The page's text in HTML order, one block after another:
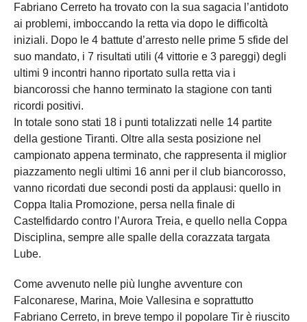
Fabriano Cerreto ha trovato con la sua sagacia l’antidoto
ai problemi, imboccando la retta via dopo le difficoltà
iniziali. Dopo le 4 battute d’arresto nelle prime 5 sfide del
suo mandato, i 7 risultati utili (4 vittorie e 3 pareggi) degli
ultimi 9 incontri hanno riportato sulla retta via i
biancorossi che hanno terminato la stagione con tanti
ricordi positivi.
In totale sono stati 18 i punti totalizzati nelle 14 partite
della gestione Tiranti. Oltre alla sesta posizione nel
campionato appena terminato, che rappresenta il miglior
piazzamento negli ultimi 16 anni per il club biancorosso,
vanno ricordati due secondi posti da applausi: quello in
Coppa Italia Promozione, persa nella finale di
Castelfidardo contro l’Aurora Treia, e quello nella Coppa
Disciplina, sempre alle spalle della corazzata targata
Lube.
Come avvenuto nelle più lunghe avventure con
Falconarese, Marina, Moie Vallesina e soprattutto
Fabriano Cerreto, in breve tempo il popolare Tir è riuscito